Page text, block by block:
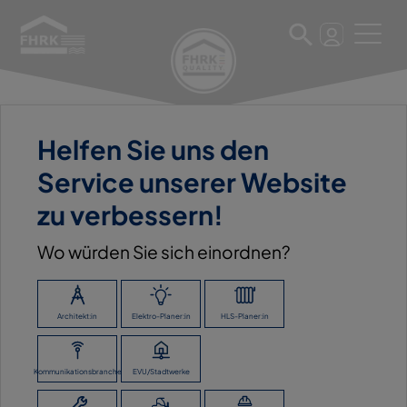
Helfen Sie uns den
Service unserer Website
zu verbessern!
Wo würden Sie sich einordnen?
Architekt:in Elektro-Planer:in HLS-Planer:in
Kommunikationsbranche EVU/Stadtwerke
11. März 2025
SCHNURRER GMBH & CO.
BETONWERK/
ZURÜCK ZUR ÜBERSICHT